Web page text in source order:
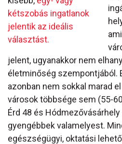
kétszobás ingatlanok
jelentik az ideális
választást.
jelent, ugyanakkor nem
életminőség szempontjából.
azonban nem sokkal marad
városok többsége sem (55-
Érd 48 és
gyengébbek valamelyest.
egészségügyi, oktatási